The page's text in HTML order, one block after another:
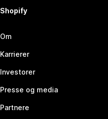
Shopify
Om
Karrierer
Investorer
Presse og media
Partnere